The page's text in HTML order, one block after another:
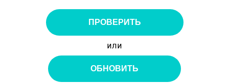
ПРОВЕРИТЬ
или
ОБНОВИТЬ